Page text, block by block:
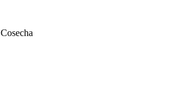
Cosecha